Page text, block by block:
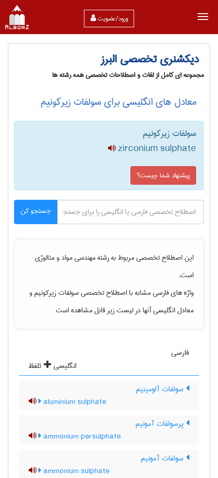
ورود/عضویت
دیکشنری تخصصی البرز
مجموعه ای کامل از لغات و اصطلاحات تخصصی همه رشته ها
معادل های انگلیسی برای سولفات زیرکونیم
سولفات زیرکونیم
zirconium sulphate
پیشنهاد شما چیست؟
جستجو کن
این اصطلاح تخصصی مربوط به رشتهمهندسی مواد و متالوژی
است.
واژه های فارسی مشابه با اصطلاح تخصصیسولفات زیرکونیمو
معادل انگلیسی آنها در لیست زیر قابل مشاهده است
فارسی
انگلیسی
تلفظ
سولفات آلومینیم
aluminium sulphate
پرسولفات آمونیم
ammonium persulphate
سولفات آمونیم
ammonium sulphate